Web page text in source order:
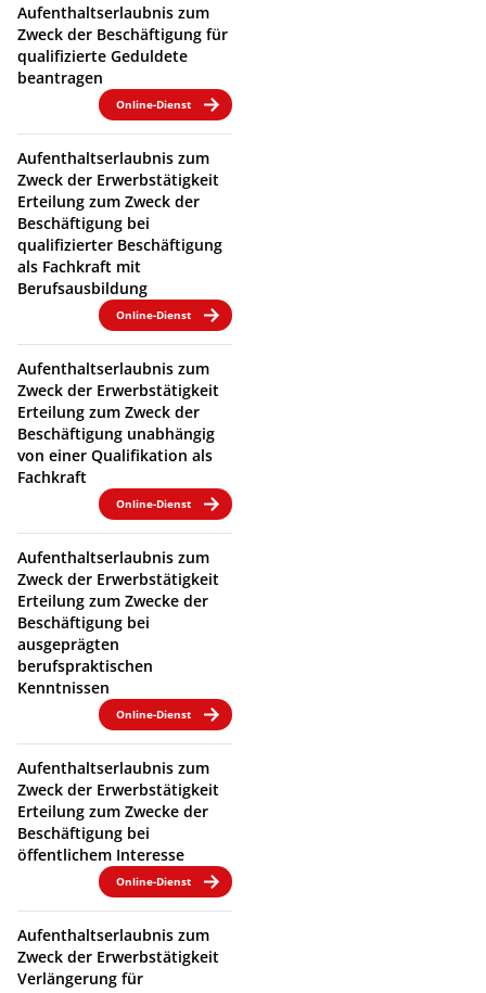
Aufenthaltserlaubnis zum
Zweck der Beschäftigung für
qualifizierte Geduldete
beantragen
Online-Dienst
Aufenthaltserlaubnis zum
Zweck der Erwerbstätigkeit
Erteilung zum Zweck der
Beschäftigung bei
qualifizierter Beschäftigung
als Fachkraft mit
Berufsausbildung
Online-Dienst
Aufenthaltserlaubnis zum
Zweck der Erwerbstätigkeit
Erteilung zum Zweck der
Beschäftigung unabhängig
von einer Qualifikation als
Fachkraft
Online-Dienst
Aufenthaltserlaubnis zum
Zweck der Erwerbstätigkeit
Erteilung zum Zwecke der
Beschäftigung bei
ausgeprägten
berufspraktischen
Kenntnissen
Online-Dienst
Aufenthaltserlaubnis zum
Zweck der Erwerbstätigkeit
Erteilung zum Zwecke der
Beschäftigung bei
öffentlichem Interesse
Online-Dienst
Aufenthaltserlaubnis zum
Zweck der Erwerbstätigkeit
Verlängerung für